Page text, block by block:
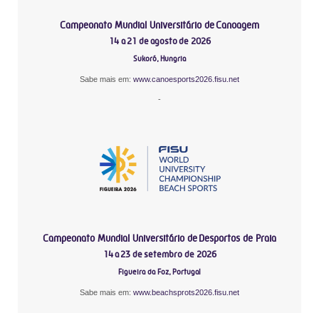
Campeonato Mundial Universitário de Canoagem
14 a 21 de agosto de 2026
Sukoró, Hungria
Sabe mais em: www.canoesports2026.fisu.net
-
Campeonato Mundial Universitário de Desportos de Praia
14 a 23 de setembro de 2026
Figueira da Foz, Portugal
Sabe mais em: www.beachsprots2026.fisu.net